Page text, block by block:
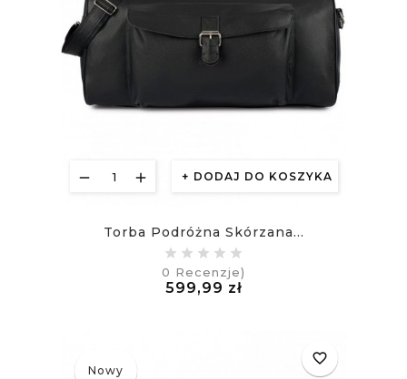
DODAJ DO KOSZYKA
Torba Podróżna Skórzana...
0 Recenzje)
599,99 złCena
Nowy
favorite_border